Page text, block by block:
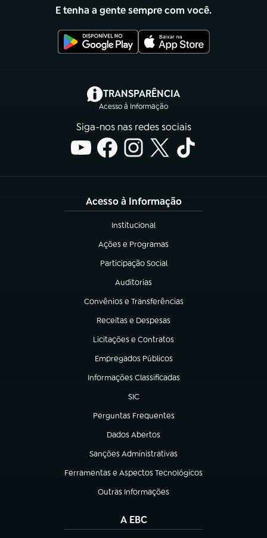
E tenha a gente sempre com você.
TRANSPARÊNCIA
Acesso à Informação
(abre em nova aba)
Siga-nos nas redes sociais
Acesso à Informação
Institucional
(abre em nova aba)
Ações e Programas
(abre em nova aba)
Participação Social
(abre em nova aba)
Auditorias
(abre em nova aba)
Convênios e Transferências
(abre em nova aba)
Receitas e Despesas
(abre em nova aba)
Licitações e Contratos
(abre em nova aba)
Empregados Públicos
(abre em nova aba)
Informações Classificadas
(abre em nova aba)
SIC
(abre em nova aba)
Perguntas Frequentes
(abre em nova aba)
Dados Abertos
(abre em nova aba)
Sanções Administrativas
(abre em nova aba)
Ferramentas e Aspectos Tecnológicos
(abre em nova aba)
Outras Informações
(abre em nova aba)
A EBC